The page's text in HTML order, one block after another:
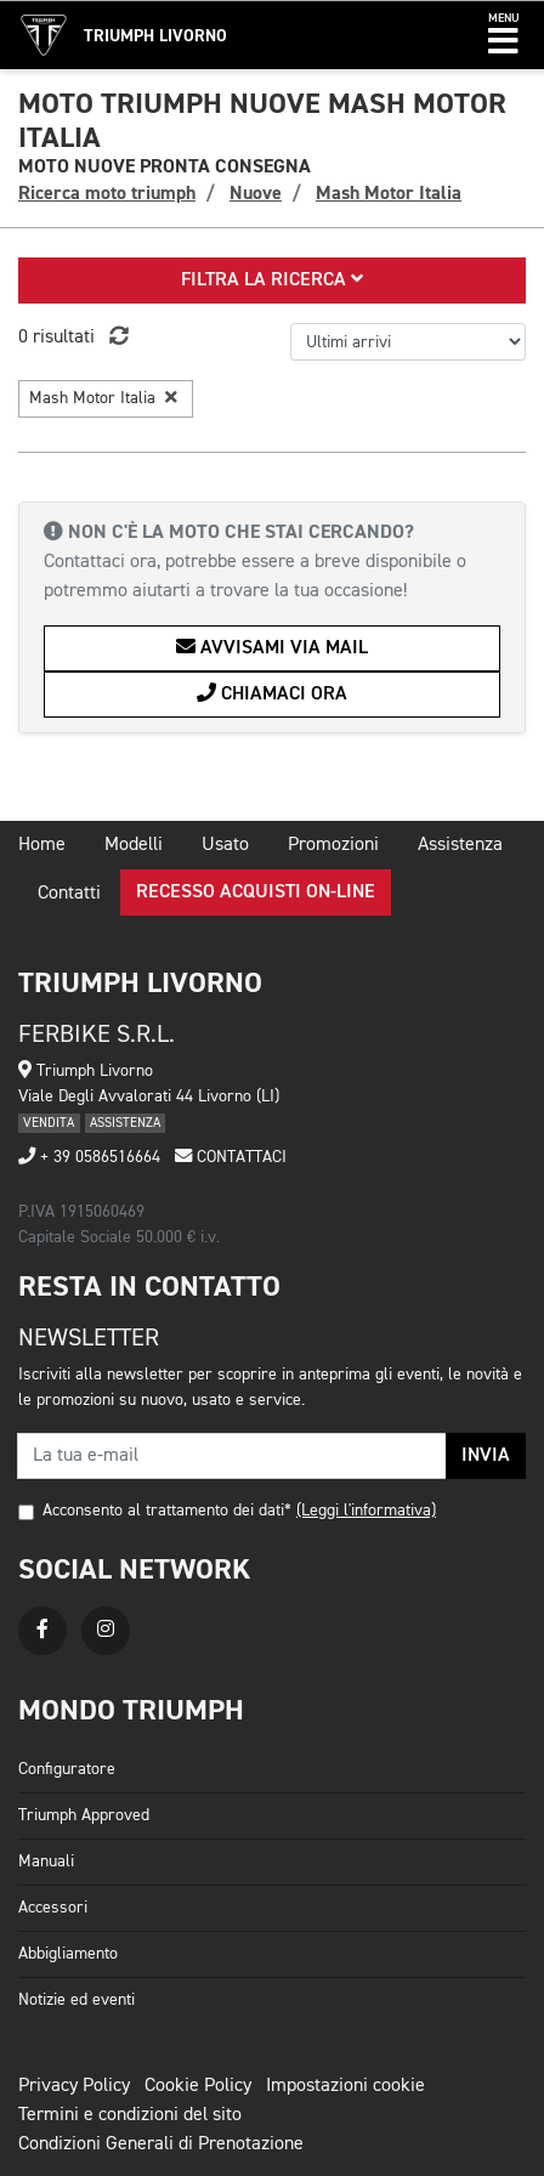
TRIUMPH LIVORNO
MENU
MOTO TRIUMPH NUOVE MASH MOTOR
ITALIA
MOTO NUOVE PRONTA CONSEGNA
Ricerca moto triumph
Nuove Mash Motor Italia
FILTRA LA RICERCA
0 risultati
Mash Motor Italia
NON C'È LA MOTO CHE STAI CERCANDO?
Contattaci ora, potrebbe essere a breve disponibile o
potremmo aiutarti a trovare la tua occasione!
AVVISAMI VIA MAIL
CHIAMACI ORA
Home Modelli Usato Promozioni Assistenza
Contatti RECESSO ACQUISTI ON-LINE
TRIUMPH LIVORNO
FERBIKE S.R.L.
Triumph Livorno
Viale Degli Avvalorati 44 Livorno (LI)
VENDITA ASSISTENZA
+ 39 0586516664 CONTATTACI
P.IVA 1915060469
Capitale Sociale 50.000 € i.v.
RESTA IN CONTATTO
NEWSLETTER
Iscriviti alla newsletter per scoprire in anteprima gli eventi, le novità e
le promozioni su nuovo, usato e service.
INVIA
Acconsento al trattamento dei dati* (Leggi l'informativa)
SOCIAL NETWORK
MONDO TRIUMPH
Configuratore
Triumph Approved
Manuali
Accessori
Abbigliamento
Notizie ed eventi
Privacy Policy Cookie Policy
Impostazioni cookie
Termini e condizioni del sito
Condizioni Generali di Prenotazione